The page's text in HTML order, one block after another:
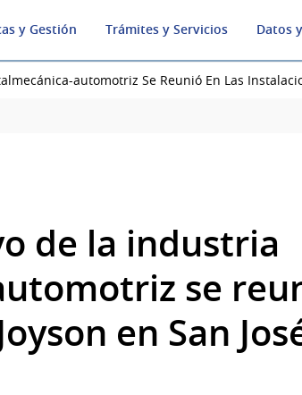
y Gestión Trámites y Servicios Datos
automotriz Se Reunió En Las
de la industria
se
en San